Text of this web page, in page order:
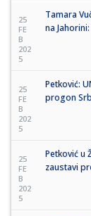
25
FE
B
202
5
Tamara
na
25
FE
B
202
5
Petković:
progon
25
FE
B
202
5
Petković u
zaustavi